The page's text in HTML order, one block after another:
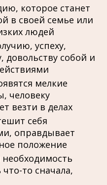
которое станет
в своей семье или
людей
успеху,
довольству собой и
мелкие
человеку
везти в делах
себя
оправдывает
положение
необходимость
то сначала,